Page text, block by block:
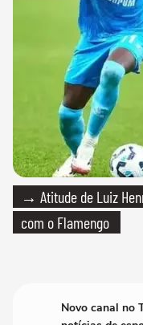
→ Atitude de Luiz
com o Flamengo
Novo canal no